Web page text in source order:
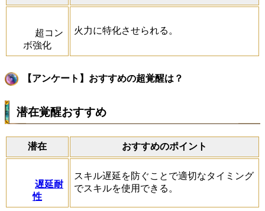
超コン
ボ強化
火力に特化させられる。
【アンケート】おすすめの超覚醒は？
潜在覚醒おすすめ
潜在 おすすめのポイント
遅延耐
性
スキル遅延を防ぐことで適切なタイミング
でスキルを使用できる。